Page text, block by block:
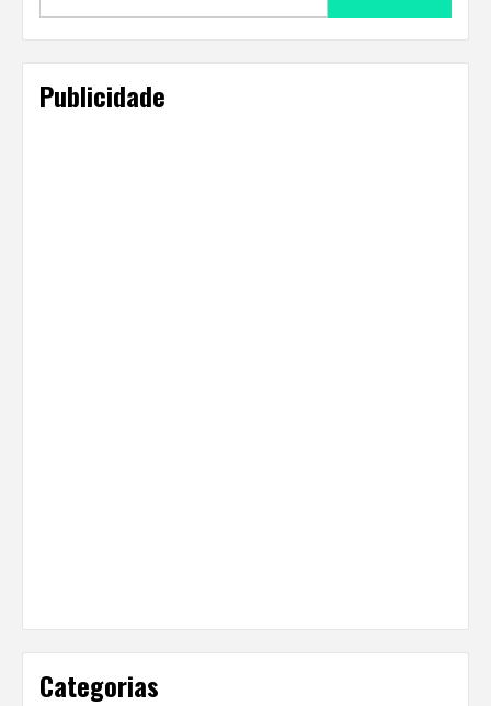
Publicidade
Categorias